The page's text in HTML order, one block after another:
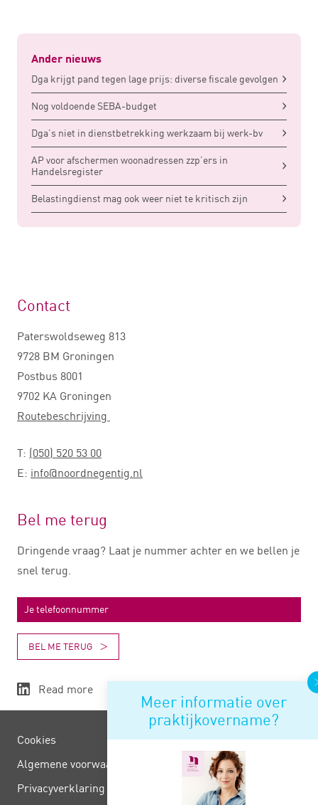
Ander nieuws
Dga krijgt pand tegen lage prijs: diverse fiscale gevolgen
Nog voldoende SEBA-budget
Dga’s niet in dienstbetrekking werkzaam bij werk-bv
AP voor afschermen woonadressen zzp’ers in
Handelsregister
Belastingdienst mag ook weer niet te kritisch zijn
Meer informatie over
praktijkovername?
Contact
Paterswoldseweg 813
9728 BM Groningen
Postbus 8001
9702 KA Groningen
Routebeschrijving
T: (050) 520 53 00
E: info@noordnegentig.nl
Bel me terug
Dringende vraag? Laat je nummer achter en we bellen je
snel terug.
BEL ME TERUG
Read more
Cookies
Algemene voorwaarden
Privacy­verklaring